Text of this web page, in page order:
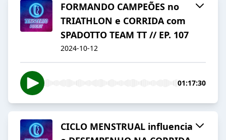
FORMANDO CAMPEÕES no
TRIATHLON e CORRIDA com
SPADOTTO TEAM TT // EP. 107
2024-10-12
01:17:30
CICLO MENSTRUAL influencia